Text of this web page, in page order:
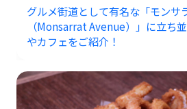
グルメ街道として有名な「モンサ
（Monsarrat Avenue）」に立ち
やカフェをご紹介！